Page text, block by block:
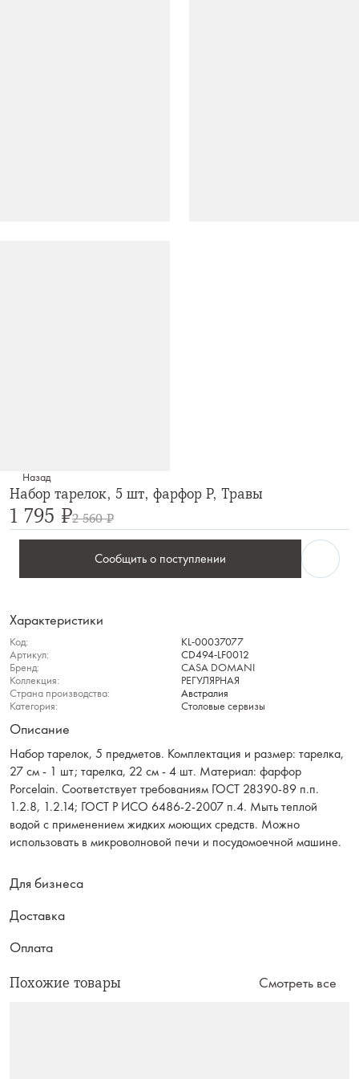
Назад
Набор тарелок, 5 шт, фарфор P, Травы
1 795 ₽2 560 ₽
Сообщить о поступлении
Характеристики
Код:
KL-00037077
Артикул:
CD494-LF0012
Бренд:
CASA DOMANI
Коллекция:
РЕГУЛЯРНАЯ
Страна производства:
Австралия
Категория:
Столовые сервизы
Описание
Набор тарелок, 5 предметов. Комплектация и размер: тарелка,
27 см - 1 шт; тарелка, 22 см - 4 шт. Материал: фарфор
Porcelain. Соответствует требованиям ГОСТ 28390-89 п.п.
1.2.8, 1.2.14; ГОСТ Р ИСО 6486-2-2007 п.4. Мыть теплой
водой с применением жидких моющих средств. Можно
использовать в микроволновой печи и посудомоечной машине.
Для бизнеса
Доставка
Оплата
Похожие товары Смотреть все